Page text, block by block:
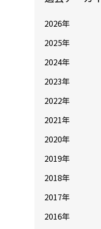
2026年
2025年
2024年
2023年
2022年
2021年
2020年
2019年
2018年
2017年
2016年